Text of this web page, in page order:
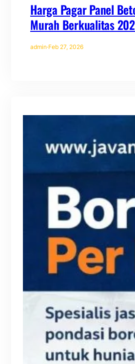
Harga Pagar Panel
Murah Berkualitas
admin·Feb 27, 2026